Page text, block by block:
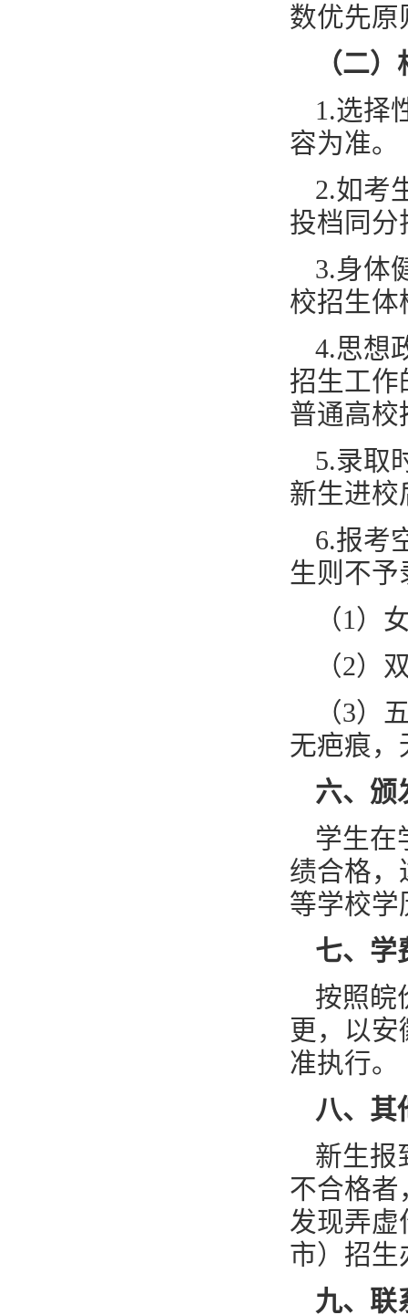
数优先原
（二
1.选择
容为准。
2.如考
投档同分
3.身体
校招生体
4.思想
招生工作
普通高校
5.录取
新生进校
6.报考
生则不予
（1）
（2）
（3）
无疤痕，
六、颁
学生在
绩合格，
等学校学
七、学
按照皖
更，以
准执行。
八、其
新生报
不合格者
发现弄虚
市）招生
九、联